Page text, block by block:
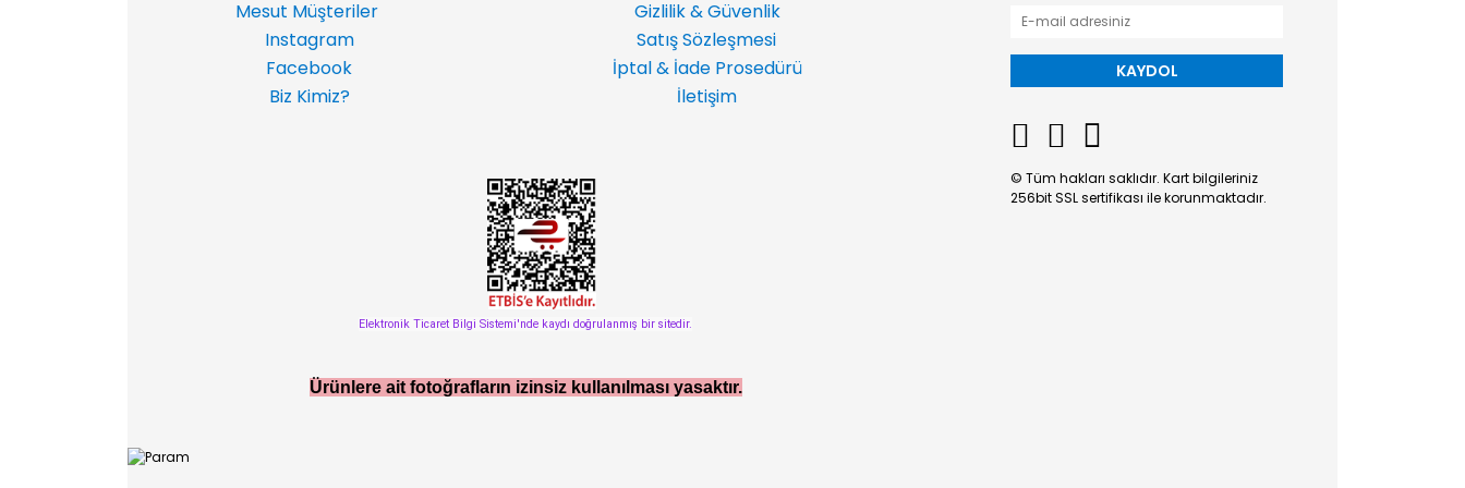
Mesut Müşteriler
Gizlilik & Güvenlik
Instagram
Satış Sözleşmesi
Facebook
İptal & İade Prosedürü
Biz Kimiz?
İletişim
Elektronik Ticaret Bilgi Sistemi'nde kaydı doğrulanmış bir sitedir.
Ürünlere ait fotoğrafların izinsiz kullanılması yasaktır.
KAYDOL
© Tüm hakları saklıdır. Kart bilgileriniz
256bit SSL sertifikası ile korunmaktadır.